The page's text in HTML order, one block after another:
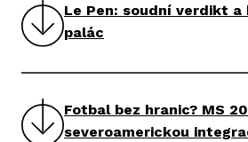
Le Pen: soudní verdikt a
palác
Fotbal bez hranic? MS
severoamerickou